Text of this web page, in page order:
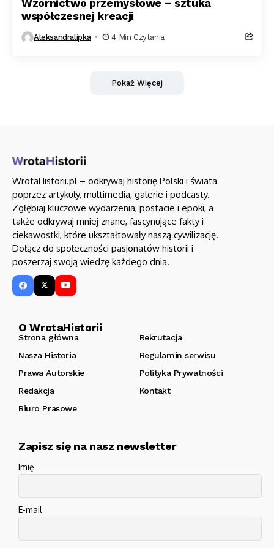
współczesnej kreacji
Aleksandralipka 4 Min Czytania
Pokaż Więcej
WrotaHistorii.pl – odkrywaj historię Polski i świata
poprzez artykuły, multimedia, galerie i podcasty.
Zgłębiaj kluczowe wydarzenia, postacie i epoki, a
także odkrywaj mniej znane, fascynujące fakty i
ciekawostki, które ukształtowały naszą cywilizację.
Dołącz do społeczności pasjonatów historii i
poszerzaj swoją wiedzę każdego dnia.
O WrotaHistorii
Strona główna
Rekrutacja
Nasza Historia
Regulamin serwisu
Prawa Autorskie
Polityka Prywatności
Redakcja
Kontakt
Biuro Prasowe
Zapisz się na nasz newsletter
Imię
E-mail